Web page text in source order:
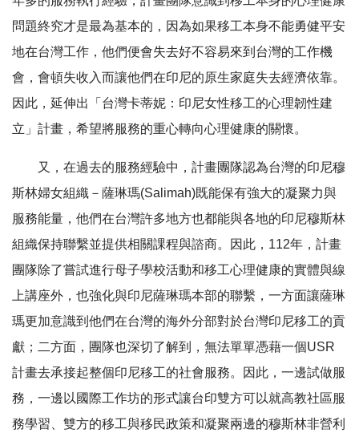
問題終究才是最為基本的，因為如果移工本身不能勇健平安
地在台灣工作，他們便會失去好不容易來到台灣的工作機
會，會頓失收入而讓他們在印尼的原生家庭失去經濟依靠。
因此，延伸出「台灣卡蒂妮：印尼女性移工的心理韌性建
立」計畫，希望將服務的重心轉向心理健康的關懷。
又，在過去的服務經驗中，計畫團隊認為台灣的印尼穆
斯林婦女組織－薩琳瑪(Salimah)既能保有強大的凝聚力與
服務能量，他們在台灣許多地方也都能與各地的印尼穆斯林
組織保持聯繫並提供相關課程與諮商。因此，112年，計畫
團隊除了嘗試進行母子學校活動和移工心理健康的實體與線
上講座外，也強化與印尼薩琳瑪本部的聯繫，一方面讓薩琳
瑪更加意識到他們在台灣的海外分部對於台灣印尼移工的貢
獻；二方面，團隊也深切了解到，無法單單憑藉一個USR
計畫去承接起整個印尼移工的社會服務。因此，一邊試做服
務，一邊以國際工作坊的形式讓台印雙方可以就高教社區服
務學習、雙方的移工與移民政策和凝聚兩邊的穆斯林非營利